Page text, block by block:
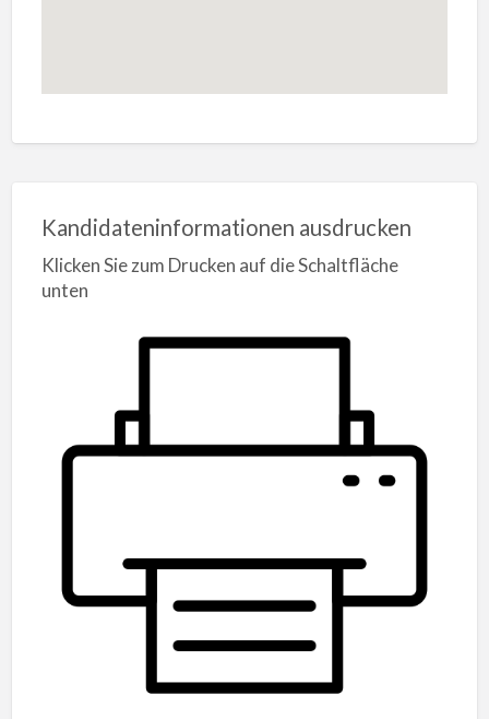
Kandidateninformationen ausdrucken
Klicken Sie zum Drucken auf die Schaltfläche
unten